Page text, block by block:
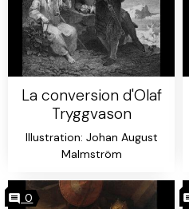
La conversion d'Olaf
Tryggvason
Illustration: Johan August
Malmström
0